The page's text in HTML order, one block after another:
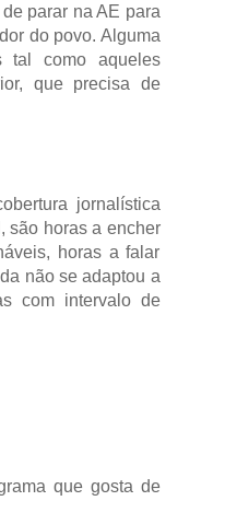
parar na AE para
do povo. Alguma
tal como aqueles
que precisa de
jornalística
são horas a encher
horas a falar
não se adaptou a
com intervalo de
que gosta de